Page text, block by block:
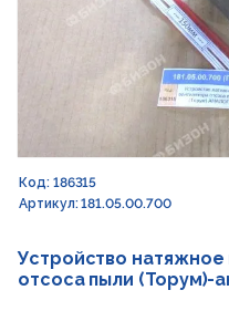
Код: 186315
Артикул: 181.05.00.700
Устройство
отсоса пыли (Торум)-